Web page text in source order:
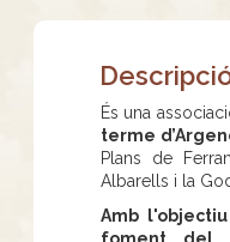
És una
terme
Plans de
Albarells i la
Amb
foment del